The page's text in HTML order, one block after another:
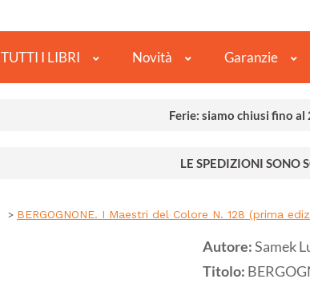
TUTTI I LIBRI Novità Garanzie
Ferie: siamo chiusi fino al
LE SPEDIZIONI SONO
BERGOGNONE. I Maestri del Colore N. 128 (prima
Autore:Samek
Titolo: